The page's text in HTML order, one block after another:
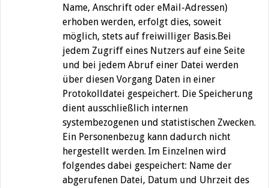
Name, Anschrift oder eMail-Adressen)
erhoben werden, erfolgt dies, soweit
möglich, stets auf freiwilliger Basis.Bei
jedem Zugriff eines Nutzers auf eine Seite
und bei jedem Abruf einer Datei werden
über diesen Vorgang Daten in einer
Protokolldatei gespeichert. Die Speicherung
dient ausschließlich internen
systembezogenen und statistischen Zwecken.
Ein Personenbezug kann dadurch nicht
hergestellt werden. Im Einzelnen wird
folgendes dabei gespeichert: Name der
abgerufenen Datei, Datum und Uhrzeit des